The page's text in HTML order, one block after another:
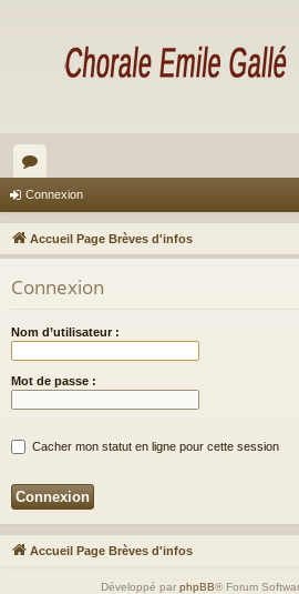
or
u
m
s
Connexion
Accueil Page Brèves d'infos
Connexion
Nom d’utilisateur :
Mot de passe :
Cacher mon statut en ligne pour cette session
Accueil Page Brèves d'infos
Développé par phpBB® Forum